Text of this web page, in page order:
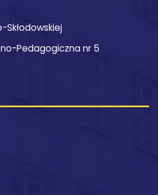
Skłodowskiej
Pedagogiczna nr 5